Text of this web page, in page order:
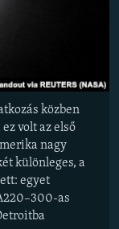
közben
volt az első
nagy
különleges, a
egyet
as